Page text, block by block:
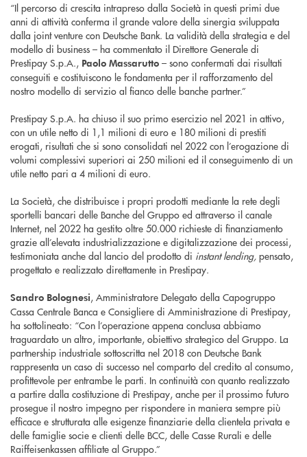
“Il percorso di crescita intrapreso dalla Società in questi primi due
anni di attività conferma il grande valore della sinergia sviluppata
dalla joint venture con Deutsche Bank. La validità della strategia e del
modello di business – ha commentato il Direttore Generale di
Prestipay S.p.A., Paolo Massarutto – sono confermati dai risultati
conseguiti e costituiscono le fondamenta per il rafforzamento del
nostro modello di servizio al fianco delle banche partner.”
Prestipay S.p.A. ha chiuso il suo primo esercizio nel 2021 in attivo,
con un utile netto di 1,1 milioni di euro e 180 milioni di prestiti
erogati, risultati che si sono consolidati nel 2022 con l’erogazione di
volumi complessivi superiori ai 250 milioni ed il conseguimento di un
utile netto pari a 4 milioni di euro.
La Società, che distribuisce i propri prodotti mediante la rete degli
sportelli bancari delle Banche del Gruppo ed attraverso il canale
Internet, nel 2022 ha gestito oltre 50.000 richieste di finanziamento
grazie all’elevata industrializzazione e digitalizzazione dei processi,
testimoniata anche dal lancio del prodotto di instant lending, pensato,
progettato e realizzato direttamente in Prestipay.
Sandro Bolognesi, Amministratore Delegato della Capogruppo
Cassa Centrale Banca e Consigliere di Amministrazione di Prestipay,
ha sottolineato: “Con l’operazione appena conclusa abbiamo
traguardato un altro, importante, obiettivo strategico del Gruppo. La
partnership industriale sottoscritta nel 2018 con Deutsche Bank
rappresenta un caso di successo nel comparto del credito al consumo,
profittevole per entrambe le parti. In continuità con quanto realizzato
a partire dalla costituzione di Prestipay, anche per il prossimo futuro
prosegue il nostro impegno per rispondere in maniera sempre più
efficace e strutturata alle esigenze finanziarie della clientela privata e
delle famiglie socie e clienti delle BCC, delle Casse Rurali e delle
Raiffeisenkassen affiliate al Gruppo.”